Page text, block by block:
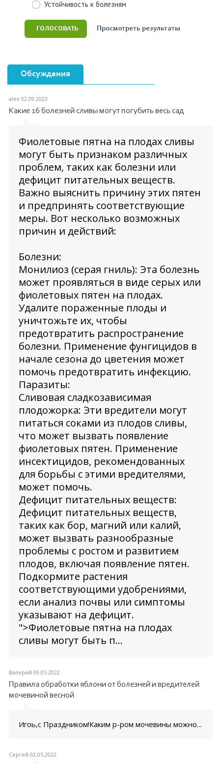
Устойчивость к болезням
Просмотреть результаты
Обсуждения
alex 02.09.2023
Какие 16 болезней сливы могут погубить весь сад
Фиолетовые пятна на плодах сливы
могут быть признаком различных
проблем, таких как болезни или
дефицит питательных веществ.
Важно выяснить причину этих пятен
и предпринять соответствующие
меры. Вот несколько возможных
причин и действий:
Болезни:
Монилиоз (серая гниль): Эта болезнь
может проявляться в виде серых или
фиолетовых пятен на плодах.
Удалите пораженные плоды и
уничтожьте их, чтобы
предотвратить распространение
болезни. Применение фунгицидов в
начале сезона до цветения может
помочь предотвратить инфекцию.
Паразиты:
Сливовая сладкозависимая
плодожорка: Эти вредители могут
питаться соками из плодов сливы,
что может вызвать появление
фиолетовых пятен. Применение
инсектицидов, рекомендованных
для борьбы с этими вредителями,
может помочь.
Дефицит питательных веществ:
Дефицит питательных веществ,
таких как бор, магний или калий,
может вызвать разнообразные
проблемы с ростом и развитием
плодов, включая появление пятен.
Подкормите растения
соответствующими удобрениями,
если анализ почвы или симптомы
указывают на дефицит.
">Фиолетовые пятна на плодах
сливы могут быть п...
Валерий 09.05.2022
Правила обработки яблони от болезней и вредителей
мочевиной весной
Игоь,с Праздником!Каким р-ром мочевины можно...
Сергей 02.05.2022